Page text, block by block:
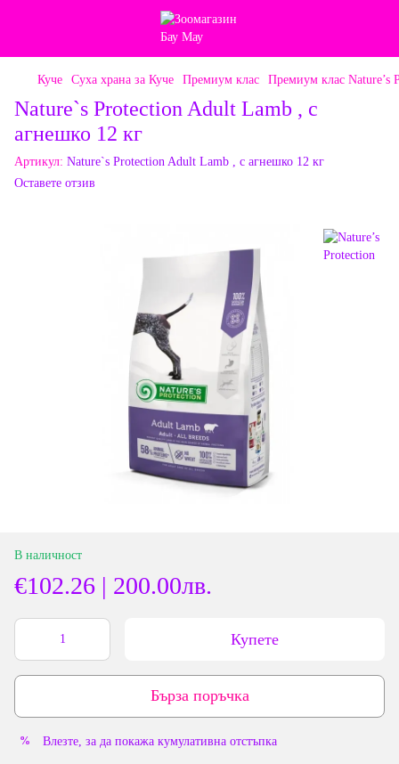
Куче Суха храна за Куче Премиум клас Премиум клас Nature’s
Nature`s Protection Adult Lamb , с
агнешко 12 кг
Артикул: Nature`s Protection Adult Lamb , с агнешко 12 кг
Оставете отзив
В наличност
€102.26 | 200.00лв.
Купете
Бърза поръчка
% Влезте , за да покажа кумулативна отстъпка